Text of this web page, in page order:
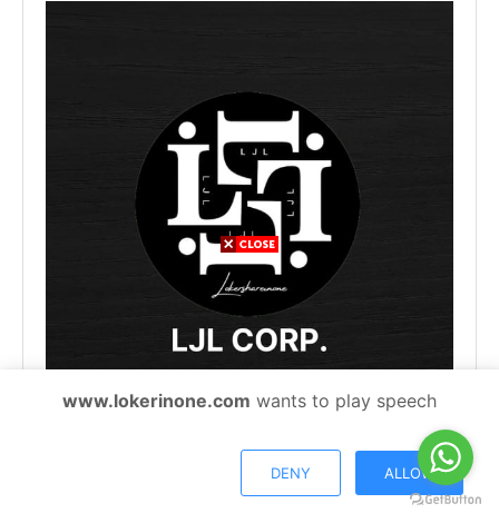
www.lokerinone.com wants to play speech
DENY ALLOW